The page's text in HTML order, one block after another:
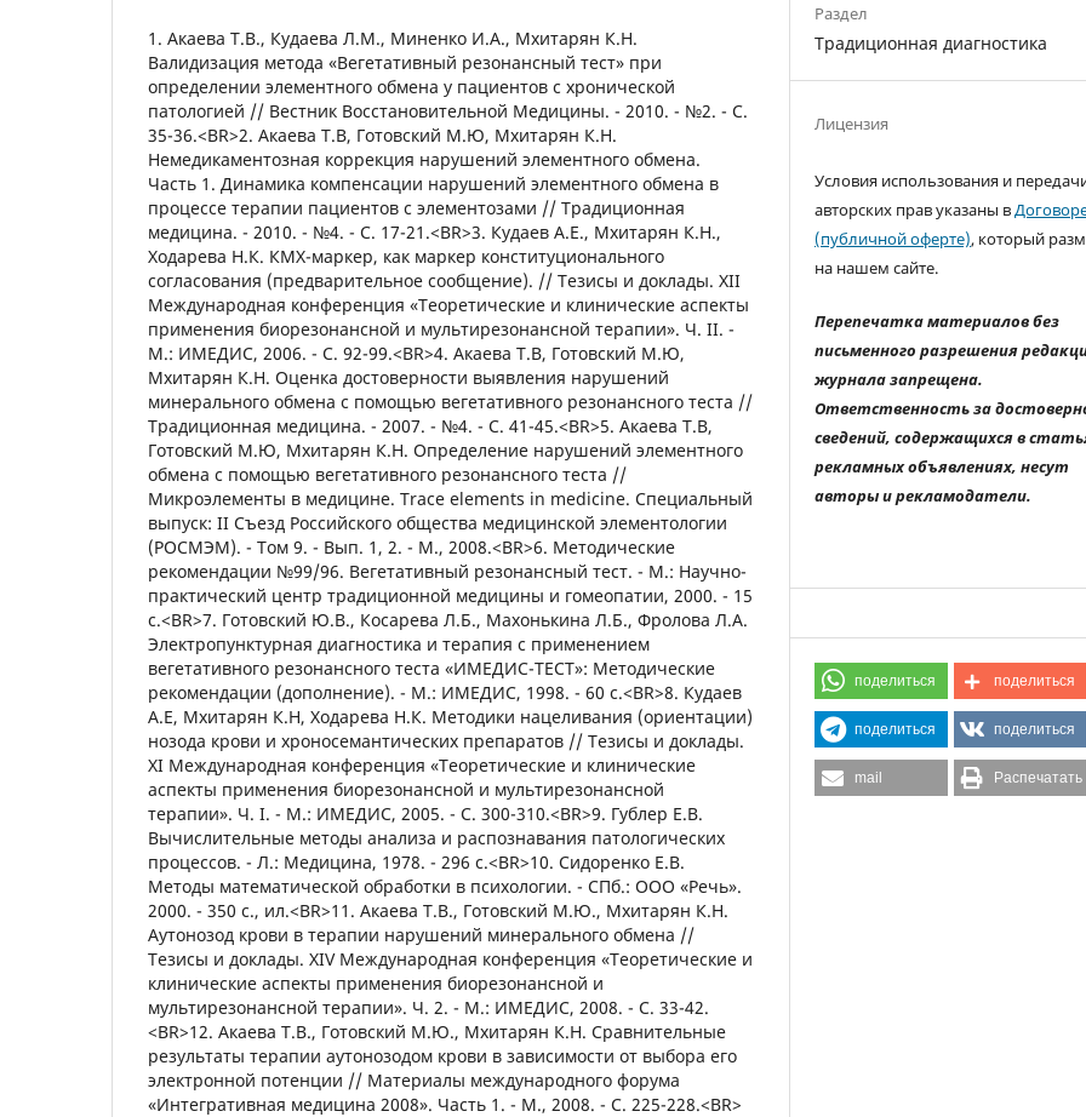
1. Акаева Т.В., Кудаева Л.М., Миненко И.А., Мхитарян К.Н.
Валидизация метода «Вегетативный резонансный тест» при
определении элементного обмена у пациентов с хронической
патологией // Вестник Восстановительной Медицины. - 2010. - №2. - С.
35-36.<BR>2. Акаева Т.В, Готовский М.Ю, Мхитарян К.Н.
Немедикаментозная коррекция нарушений элементного обмена.
Часть 1. Динамика компенсации нарушений элементного обмена в
процессе терапии пациентов с элементозами // Традиционная
медицина. - 2010. - №4. - С. 17-21.<BR>3. Кудаев А.Е., Мхитарян К.Н.,
Ходарева Н.К. КМХ-маркер, как маркер конституционального
согласования (предварительное сообщение). // Тезисы и доклады. XII
Международная конференция «Теоретические и клинические аспекты
применения биорезонансной и мультирезонансной терапии». Ч. II. -
М.: ИМЕДИС, 2006. - С. 92-99.<BR>4. Акаева Т.В, Готовский М.Ю,
Мхитарян К.Н. Оценка достоверности выявления нарушений
минерального обмена с помощью вегетативного резонансного теста //
Традиционная медицина. - 2007. - №4. - С. 41-45.<BR>5. Акаева Т.В,
Готовский М.Ю, Мхитарян К.Н. Определение нарушений элементного
обмена с помощью вегетативного резонансного теста //
Микроэлементы в медицине. Trace elements in medicine. Специальный
выпуск: ІІ Съезд Российского общества медицинской элементологии
(РОСМЭМ). - Том 9. - Вып. 1, 2. - М., 2008.<BR>6. Методические
рекомендации №99/96. Вегетативный резонансный тест. - М.: Научно-
практический центр традиционной медицины и гомеопатии, 2000. - 15
с.<BR>7. Готовский Ю.В., Косарева Л.Б., Махонькина Л.Б., Фролова Л.А.
Электропунктурная диагностика и терапия с применением
вегетативного резонансного теста «ИМЕДИС-ТЕСТ»: Методические
рекомендации (дополнение). - М.: ИМЕДИС, 1998. - 60 с.<BR>8. Кудаев
А.Е, Мхитарян К.Н, Ходарева Н.К. Методики нацеливания (ориентации)
нозода крови и хроносемантических препаратов // Тезисы и доклады.
XI Международная конференция «Теоретические и клинические
аспекты применения биорезонансной и мультирезонансной
терапии». Ч. I. - М.: ИМЕДИС, 2005. - С. 300-310.<BR>9. Гублер Е.В.
Вычислительные методы анализа и распознавания патологических
процессов. - Л.: Медицина, 1978. - 296 с.<BR>10. Сидоренко Е.В.
Методы математической обработки в психологии. - СПб.: ООО «Речь».
2000. - 350 с., ил.<BR>11. Акаева Т.В., Готовский М.Ю., Мхитарян К.Н.
Аутонозод крови в терапии нарушений минерального обмена //
Тезисы и доклады. XIV Международная конференция «Теоретические и
клинические аспекты применения биорезонансной и
мультирезонансной терапии». Ч. 2. - М.: ИМЕДИС, 2008. - С. 33-42.
<BR>12. Акаева Т.В., Готовский М.Ю., Мхитарян К.Н. Сравнительные
результаты терапии аутонозодом крови в зависимости от выбора его
электронной потенции // Материалы международного форума
«Интегративная медицина 2008». Часть 1. - М., 2008. - С. 225-228.<BR>
Раздел
Традиционная диагностика
Лицензия
Условия использования и
авторских прав указаны в
(публичной оферте), который
на нашем сайте.
Перепечатка материалов без
письменного разрешения
журнала запрещена.
Ответственность за
сведений, содержащихся в
рекламных объявлениях, несут
авторы и рекламодатели.
поделиться поделиться
поделиться поделиться
mail Распечатать